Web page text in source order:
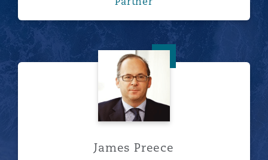
James Preece
James Preece